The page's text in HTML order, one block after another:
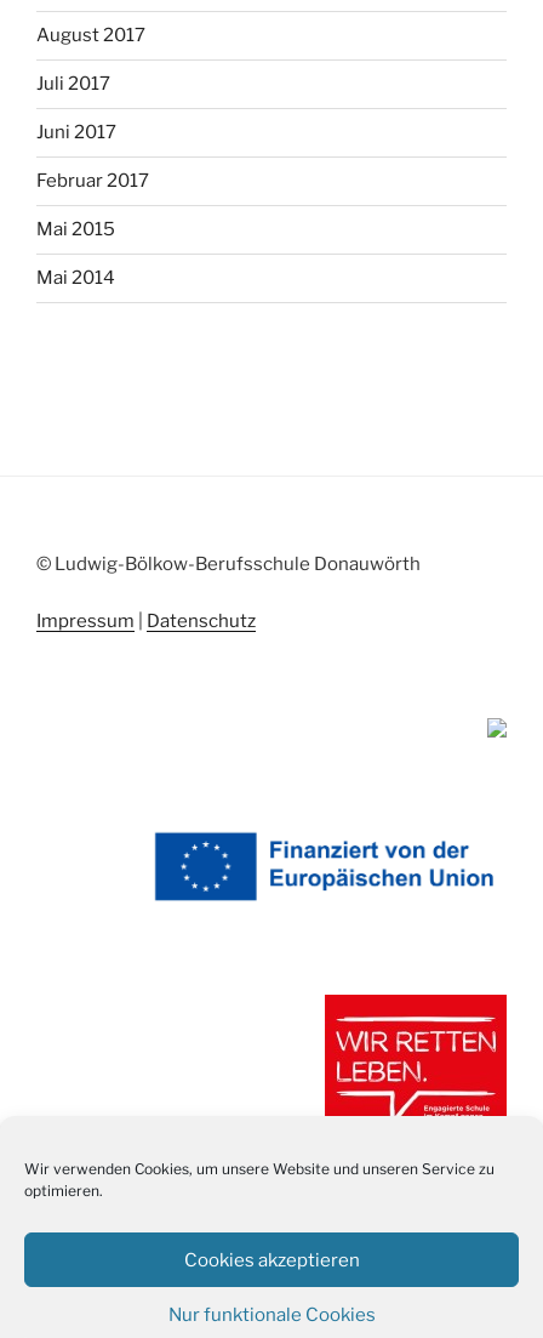
Wir verwenden Cookies, um unsere Website und unseren Service zu
optimieren.
Cookies akzeptieren
Nur funktionale Cookies
August 2017
Juli 2017
Juni 2017
Februar 2017
Mai 2015
Mai 2014
© Ludwig-Bölkow-Berufsschule Donauwörth
Impressum Datenschutz
Stolz präsentiert von WordPress